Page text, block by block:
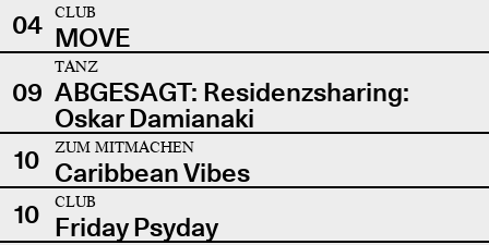
04
CLUB
MOVE
09
TANZ
ABGESAGT: Residenzsharing:
Oskar Damianaki
10
ZUM MITMACHEN
Caribbean Vibes
10
CLUB
Friday Psyday